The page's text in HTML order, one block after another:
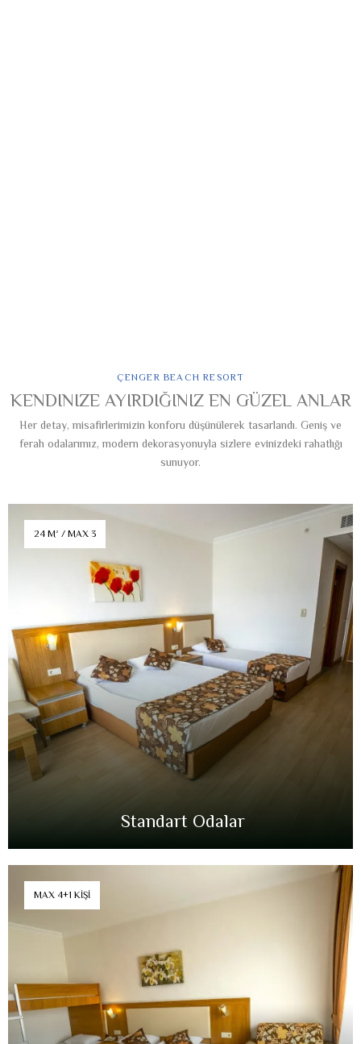
ÇENGER BEACH RESORT
KENDINIZE AYIRDIĞINIZ EN GÜZEL ANLAR
Her detay, misafirlerimizin konforu düşünülerek tasarlandı. Geniş ve
ferah odalarımız, modern dekorasyonuyla sizlere evinizdeki rahatlığı
sunuyor.
24 M² / MAX 3
Standart Odalar
MAX 4+1 KIŞI